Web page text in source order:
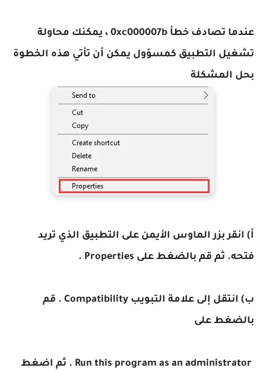
عندما تصادف خطأ 0xc000007b ، يمكنك محاولة
تشغيل التطبيق كمسؤول يمكن أن تأتي هذه الخطوة
بحل المشكلة
أ) انقر بزر الماوس الأيمن على التطبيق الذي تريد
فتحه. ثم قم بالضغط على Properties .
ب) انتقل إلى علامة التبويب Compatibility . قم
بالضغط على
Run this program as an administrator . ثم اضغط